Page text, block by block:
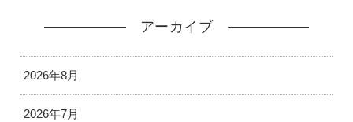
アーカイブ
2026年8月
2026年7月